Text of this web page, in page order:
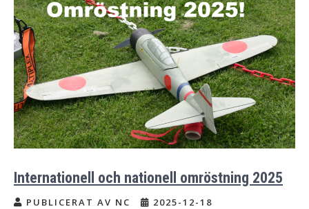
Internationell och nationell omröstning 2025
PUBLICERAT AV NC 2025-12-18